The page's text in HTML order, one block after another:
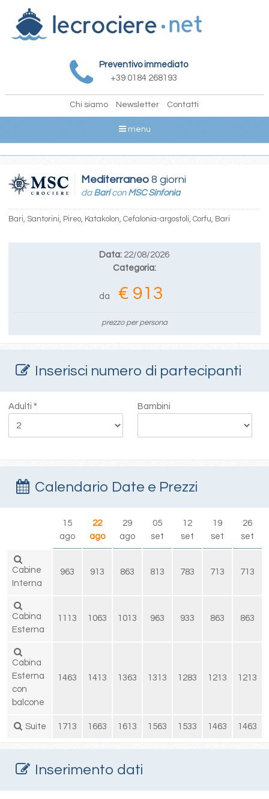
Preventivo immediato
+39 0184 268193
Chi siamo Newsletter Contatti
menu
Mediterraneo8 giorni
da Baricon MSC Sinfonia
Bari, Santorini, Pireo, Katakolon, Cefalonia-argostoli, Corfu, Bari
Data: 22/08/2026
Categoria:
da € 913
prezzo per persona
Inserisci numero di partecipanti
Adulti* Bambini
Calendario Date e Prezzi
15
ago
22
ago
29
ago
05
set
12
set
19
set
26
set
Cabine
Interna
963 913 863 813 783 713 713
Cabina
Esterna
1113 1063 1013 963 933 863 863
Cabina
Esterna
con
balcone
1463 1413 1363 1313 1283 1213 1213
Suite 1713 1663 1613 1563 1533 1463 1463
Inserimento dati